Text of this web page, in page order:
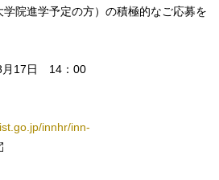
院進学予定の方）の積極的なご応募を
月17日 14：00
innhr/inn-